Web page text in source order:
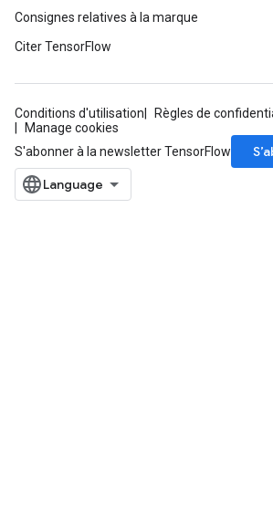
Consignes relatives à la marque
Citer TensorFlow
Conditions d'utilisation
Règles de
Manage cookies
S'abonner à la newsletter TensorFlow